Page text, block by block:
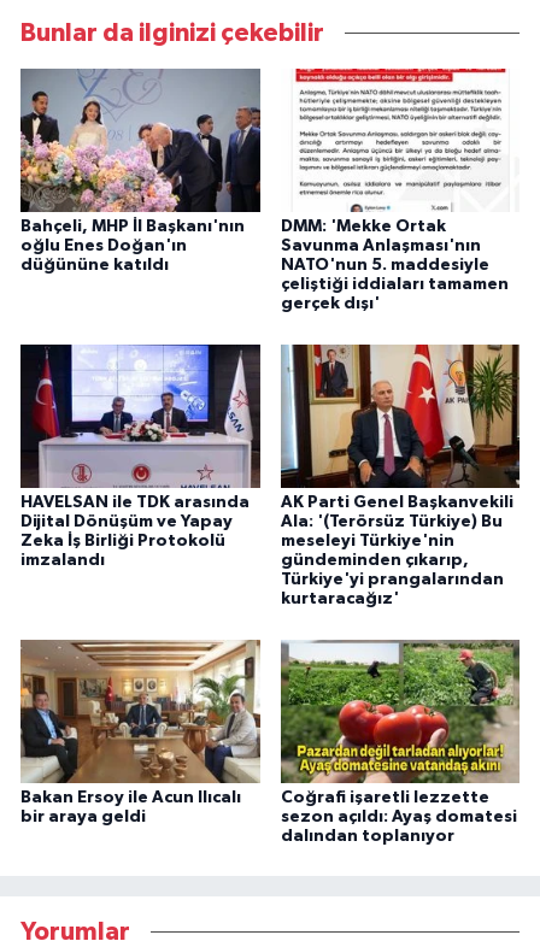
Bunlar da ilginizi çekebilir
Bahçeli, MHP İl Başkanı'nın
oğlu Enes Doğan'ın
düğününe katıldı
DMM: 'Mekke Ortak
Savunma Anlaşması'nın
NATO'nun 5. maddesiyle
çeliştiği iddiaları tamamen
gerçek dışı'
HAVELSAN ile TDK arasında
Dijital Dönüşüm ve Yapay
Zeka İş Birliği Protokolü
imzalandı
AK Parti Genel Başkanvekili
Ala: '(Terörsüz Türkiye) Bu
meseleyi Türkiye'nin
gündeminden çıkarıp,
Türkiye'yi prangalarından
kurtaracağız'
Bakan Ersoy ile Acun Ilıcalı
bir araya geldi
Coğrafi işaretli lezzette
sezon açıldı: Ayaş domatesi
dalından toplanıyor
Yorumlar